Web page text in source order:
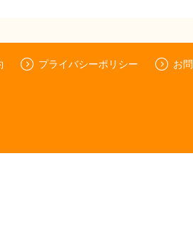
プライバシーポリシー お